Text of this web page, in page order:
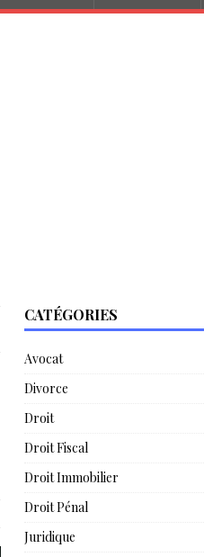
CATÉGORIES
Avocat
Divorce
Droit
Droit Fiscal
Droit Immobilier
Droit Pénal
Juridique